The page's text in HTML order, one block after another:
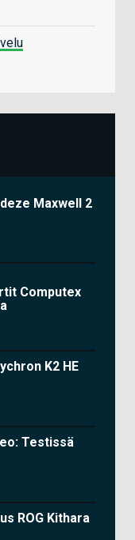
Maxwell 2
Computex
K2 HE
Testissä
ROG Kithara